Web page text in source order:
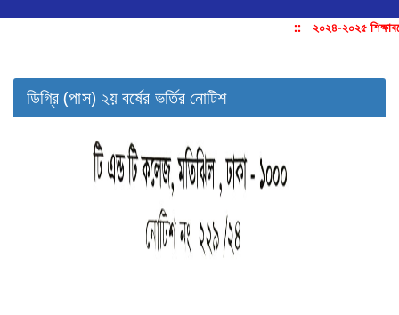
:: ২০২৪-২০২৫
ডিগ্রি (পাস) ২য় বর্ষের ভর্তির নোটিশ